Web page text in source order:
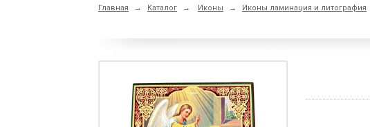
Главная → Каталог → Иконы → Иконы ламинация и литография